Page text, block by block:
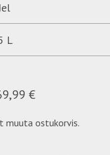
L
€
muuta ostukorvis.